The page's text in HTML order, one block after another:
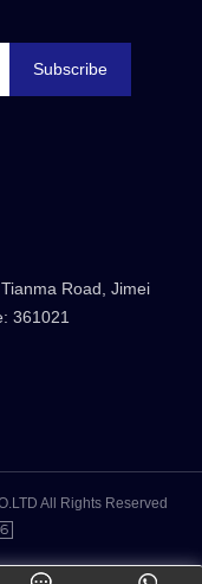
Subscribe
Road, Jimei
361021
All Rights Reserved